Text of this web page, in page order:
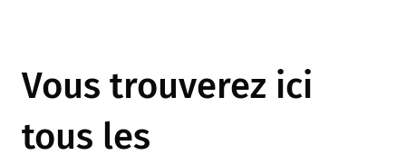
Vous trouverez ici
tous les